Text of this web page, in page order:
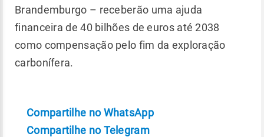
Brandemburgo – receberão uma ajuda
financeira de 40 bilhões de euros até 2038
como compensação pelo fim da exploração
carbonífera.
Compartilhe no WhatsApp
Compartilhe no Telegram